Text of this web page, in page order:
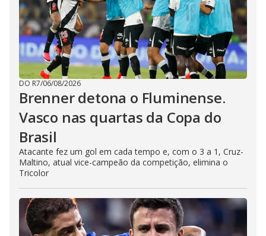
DO R7/06/08/2026
Brenner detona o Fluminense.
Vasco nas quartas da Copa do
Brasil
Atacante fez um gol em cada tempo e, com o 3 a 1, Cruz-
Maltino, atual vice-campeão da competição, elimina o
Tricolor